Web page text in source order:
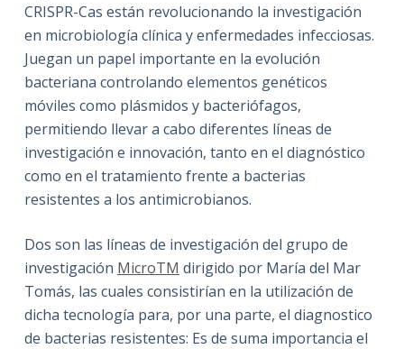
CRISPR-Cas están revolucionando la investigación
en microbiología clínica y enfermedades infecciosas.
Juegan un papel importante en la evolución
bacteriana controlando elementos genéticos
móviles como plásmidos y bacteriófagos,
permitiendo llevar a cabo diferentes líneas de
investigación e innovación, tanto en el diagnóstico
como en el tratamiento frente a bacterias
resistentes a los antimicrobianos.
Dos son las líneas de investigación del grupo de
investigación MicroTM dirigido por María del Mar
Tomás, las cuales consistirían en la utilización de
dicha tecnología para, por una parte, el diagnostico
de bacterias resistentes: Es de suma importancia el